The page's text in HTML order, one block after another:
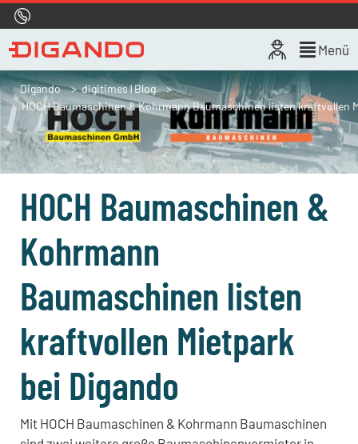
Menü
Digando
digitimes | Blog
HOCH Baumaschinen & Kohrmann Baumaschinen listen kraftvollen
HOCH Baumaschinen &
Kohrmann
Baumaschinen listen
kraftvollen Mietpark
bei Digando
Mit HOCH Baumaschinen & Kohrmann Baumaschinen